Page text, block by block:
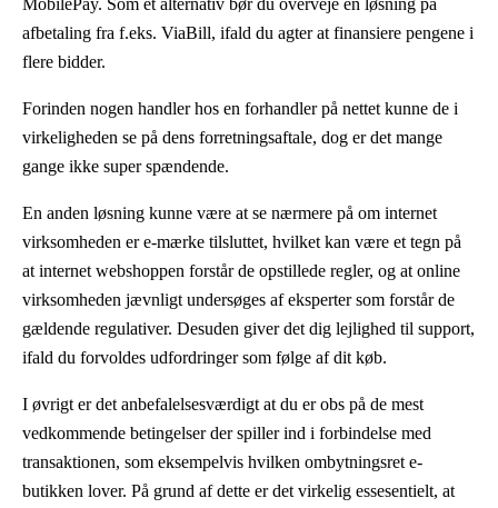
afbetaling fra f.eks. ViaBill, ifald du agter at finansiere pengene i
flere bidder.
Forinden nogen handler hos en forhandler på nettet kunne de i
virkeligheden se på dens forretningsaftale, dog er det mange
gange ikke super spændende.
En anden løsning kunne være at se nærmere på om internet
virksomheden er e-mærke tilsluttet, hvilket kan være et tegn på
at internet webshoppen forstår de opstillede regler, og at online
virksomheden jævnligt undersøges af eksperter som forstår de
gældende regulativer. Desuden giver det dig lejlighed til support,
ifald du forvoldes udfordringer som følge af dit køb.
I øvrigt er det anbefalelsesværdigt at du er obs på de mest
vedkommende betingelser der spiller ind i forbindelse med
transaktionen, som eksempelvis hvilken ombytningsret e-
butikken lover. På grund af dette er det virkelig essesentielt, at